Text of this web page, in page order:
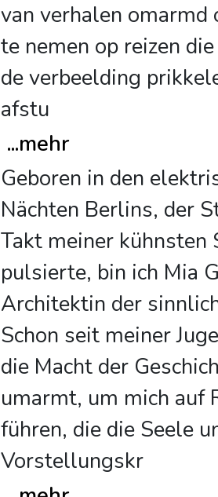
van verhalen omarmd
te nemen op reizen
de verbeelding
afstu
...mehr
Geboren in den
Nächten Berlins, der
Takt meiner kühnsten
pulsierte, bin ich Mia
Architektin der
Schon seit meiner
die Macht der
umarmt, um mich auf
führen, die die Seele
Vorstellungskr